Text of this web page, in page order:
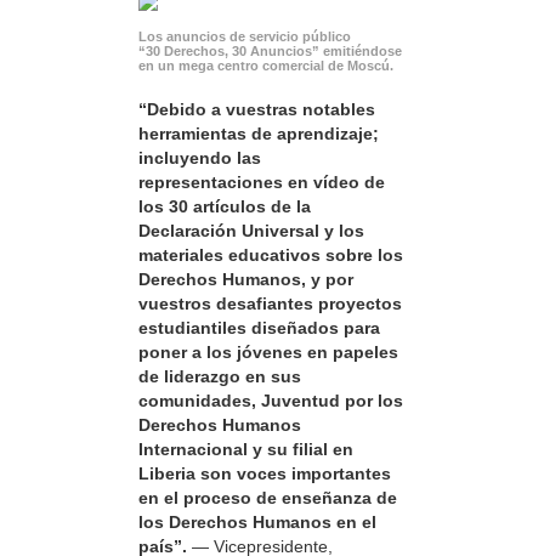
Los anuncios de servicio público
“30 Derechos, 30 Anuncios” emitiéndose
en un mega centro comercial de Moscú.
“Debido a vuestras notables
herramientas de aprendizaje;
incluyendo las
representaciones en vídeo de
los 30 artículos de la
Declaración Universal y los
materiales educativos sobre los
Derechos Humanos, y por
vuestros desafiantes proyectos
estudiantiles diseñados para
poner a los jóvenes en papeles
de liderazgo en sus
comunidades, Juventud por los
Derechos Humanos
Internacional y su filial en
Liberia son voces importantes
en el proceso de enseñanza de
los Derechos Humanos en el
país”. — Vicepresidente,